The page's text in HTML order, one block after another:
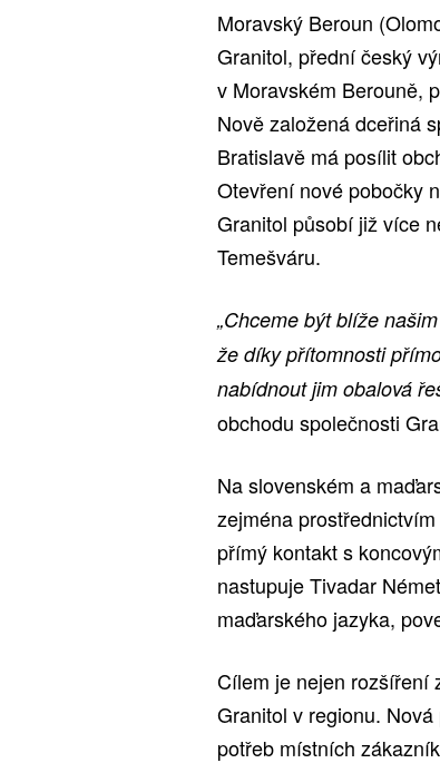
Moravský Beroun
Granitol, přední český
v Moravském Berouně,
Nově založená dceřiná
Bratislavě má posílit
Otevření nové pobočky
Granitol působí již více
Temešváru.
„Chceme být blíže
že díky přítomnosti
nabídnout jim obalová
obchodu společnosti
Na slovenském a
zejména
přímý kontakt s
nastupuje Tivadar
maďarského jazyka,
Cílem je nejen rozšíření
Granitol v regionu.
potřeb místních